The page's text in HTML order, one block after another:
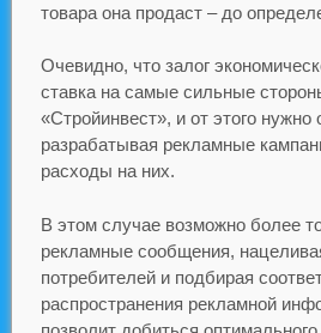
товара она продаст – до
Очевидно, что залог
ставка на самые сильные
«Стройинвест», и от этого нужно
разрабатывая рекламные
расходы на них.
В этом случае возможно более
рекламные сообщения,
потребителей и подбирая
распространения рекламной